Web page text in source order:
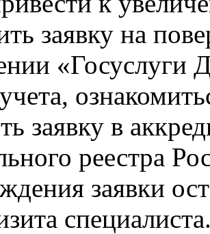
заявку на
«Госуслуги
заявку в
реестра
заявки